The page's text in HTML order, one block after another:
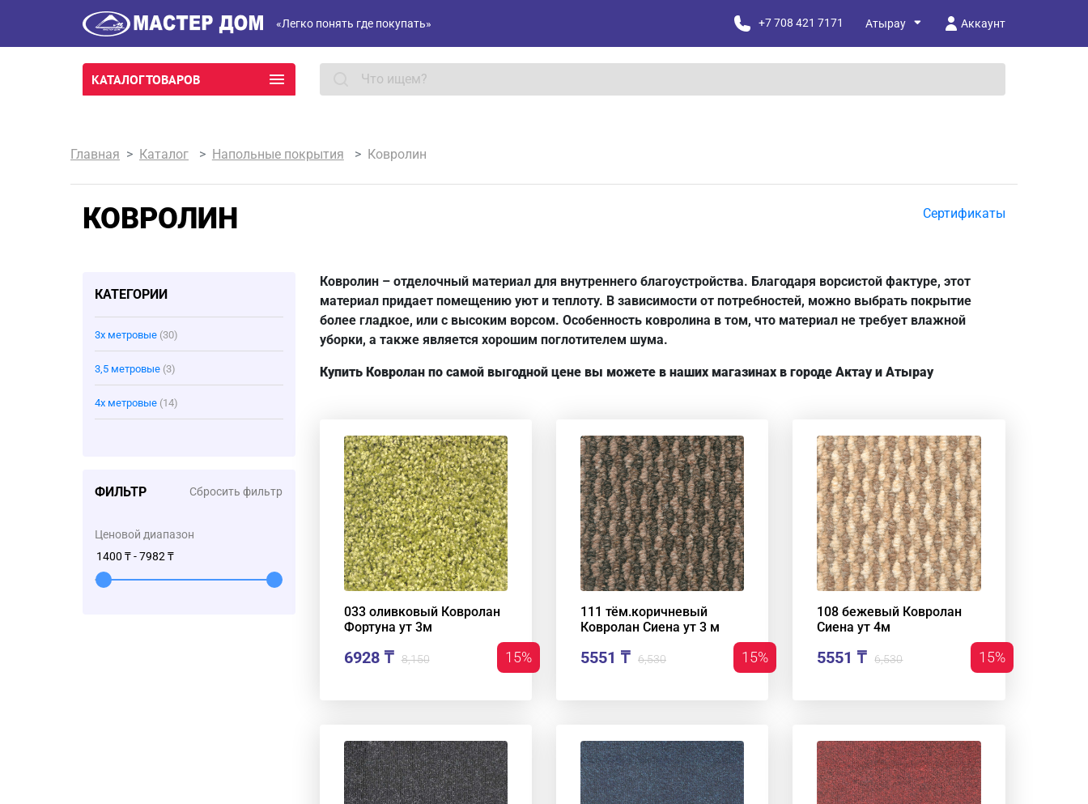
«Легко понять где покупать» +7 708 421 7171 Аккаунт
КАТАЛОГ ТОВАРОВ
Главная Каталог Напольные покрытия Ковролин
КОВРОЛИН Сертификаты
КАТЕГОРИИ
3х метровые (30)
3,5 метровые (3)
4х метровые (14)
ФИЛЬТР Сбросить фильтр
Ценовой диапазон
Ковролин – отделочный материал для внутреннего благоустройства. Благодаря ворсистой фактуре, этот
материал придает помещению уют и теплоту. В зависимости от потребностей, можно выбрать покрытие
более гладкое, или с высоким ворсом. Особенность ковролина в том, что материал не требует влажной
уборки, а также является хорошим поглотителем шума.
Купить Ковролан по самой выгодной цене вы можете в наших магазинах в городе Актау и Атырау
033 оливковый Ковролан
Фортуна ут 3м
6928 ₸ 8,150 15%
111 тём.коричневый
Ковролан Сиена ут 3 м
5551 ₸ 6,530 15%
108 бежевый Ковролан
Сиена ут 4м
5551 ₸ 6,530 15%